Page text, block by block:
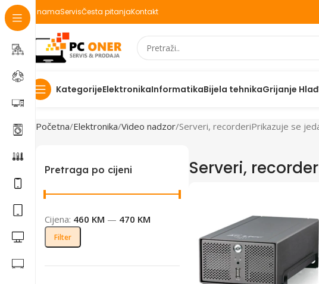
O namaServisČesta pitanjaKontakt
KategorijeElektronikaInformatikaBijela tehnikaGrijanje
Početna Elektronika Video nadzor Serveri, recorderiPrikazuje se
Pretraga po cijeni
Filter
Cijena: 460 KM — 470 KM
Serveri,